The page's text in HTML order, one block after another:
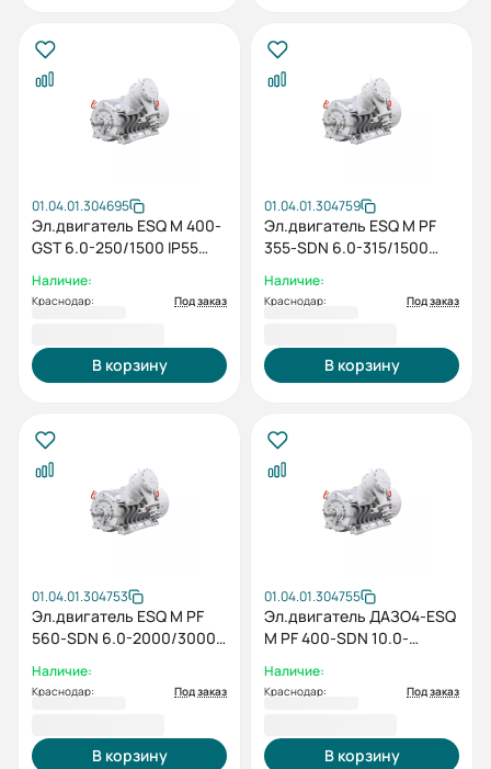
01.04.01.304695
Эл.двигатель ESQ M 400-
GST 6.0-250/1500 IP55
Наличие:
Краснодар: Под заказ
В корзину
01.04.01.304759
Эл.двигатель ESQ M PF
355-SDN 6.0-315/1500
Наличие:
Краснодар: Под заказ
В корзину
01.04.01.304753
Эл.двигатель ESQ M PF
560-SDN 6.0-2000/3000
Наличие:
Краснодар: Под заказ
В корзину
01.04.01.304755
Эл.двигатель ДАЗО4-ESQ
M PF 400-SDN 10.0-
1001
Наличие:
Краснодар: Под заказ
В корзину